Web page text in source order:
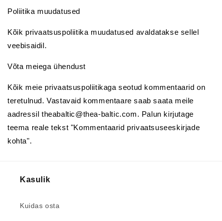
Poliitika muudatused
Kõik privaatsuspoliitika muudatused avaldatakse sellel
veebisaidil.
Võta meiega ühendust
Kõik meie privaatsuspoliitikaga seotud kommentaarid on
teretulnud. Vastavaid kommentaare saab saata meile
aadressil theabaltic@thea-baltic.com. Palun kirjutage
teema reale tekst "Kommentaarid privaatsuseeskirjade
kohta".
Kasulik
Kuidas osta